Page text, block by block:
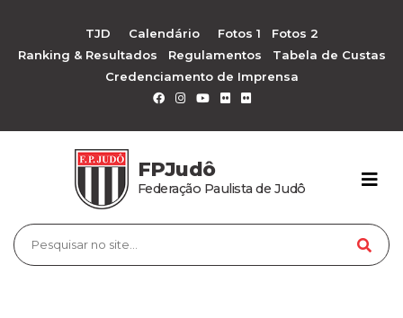
TJD Calendário Fotos 1
Fotos 2
Ranking & Resultados
Regulamentos
Tabela de Custas
Credenciamento de Imprensa
FPJudô
Federação Paulista de Judô